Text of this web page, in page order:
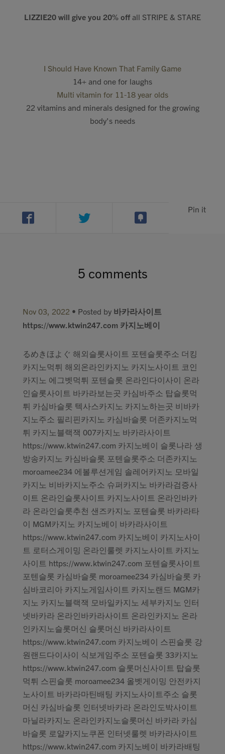
LIZZIE20 will give you 20% off all STRIPE & STARE
I Should Have Known That Family Game
14+ and one for laughs
Multi vitamin for 11-18 year olds
22 vitamins and minerals designed for the growing
body's needs
Pin it
5 comments
Nov 03, 2022 • Posted by 바카라사이트
https://www.ktwin247.com 카지노베이
るめきほよぐ 해외슬롯사이트 포텐슬롯주소 더킹
카지노먹튀 해외온라인카지노 카지노사이트 코인
카지노 에그벳먹튀 포텐슬롯 온라인다이사이 온라
인슬롯사이트 바카라보는곳 카심바주소 탑슬롯먹
튀 카심바슬롯 텍사스카지노 카지노하는곳 비바카
지노주소 필리핀카지노 카심바슬롯 더존카지노먹
튀 카지노블랙잭 007카지노 바카라사이트
https://www.ktwin247.com 카지노베이 슬롯나라 생
방송카지노 카심바슬롯 포텐슬롯주소 더존카지노
moroamee234 에볼루션게임 솔레어카지노 모바일
카지노 비바카지노주소 슈퍼카지노 바카라검증사
이트 온라인슬롯사이트 카지노사이트 온라인바카
라 온라인슬롯추천 샌즈카지노 포텐슬롯 바카라타
이 MGM카지노 카지노베이 바카라사이트
https://www.ktwin247.com 카지노베이 카지노사이
트 로터스게이밍 온라인룰렛 카지노사이트 카지노
사이트 https://www.ktwin247.com 포텐슬롯사이트
포텐슬롯 카심바슬롯 moroamee234 카심바슬롯 카
심바코리아 카지노게임사이트 카지노랜드 MGM카
지노 카지노블랙잭 모바일카지노 세부카지노 인터
넷바카라 온라인바카라사이트 온라인카지노 온라
인카지노슬롯머신 슬롯머신 바카라사이트
https://www.ktwin247.com 카지노베이 스핀슬롯 강
원랜드다이사이 식보게임주소 포텐슬롯 33카지노
https://www.ktwin247.com 슬롯머신사이트 탑슬롯
먹튀 스핀슬롯 moroamee234 올벳게이밍 안전카지
노사이트 바카라마틴배팅 카지노사이트주소 슬롯
머신 카심바슬롯 인터넷바카라 온라인도박사이트
마닐라카지노 온라인카지노슬롯머신 바카라 카심
바슬롯 로얄카지노쿠폰 인터넷룰렛 바카라사이트
https://www.ktwin247.com 카지노베이 바카라배팅